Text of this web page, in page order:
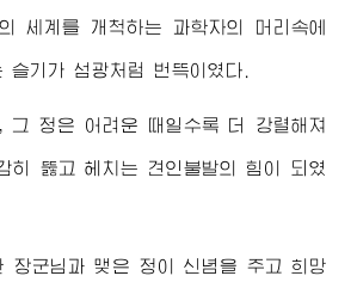
세계를 개척하는 과학자의 머리속에
슬기가 섬광처럼 번뜩이였다.
그 정은 어려운 때일수록 더 강렬해져
히 뚫고 헤치는 견인불발의 힘이 되였
장군님 과 맺은 정이 신념을 주고 희망